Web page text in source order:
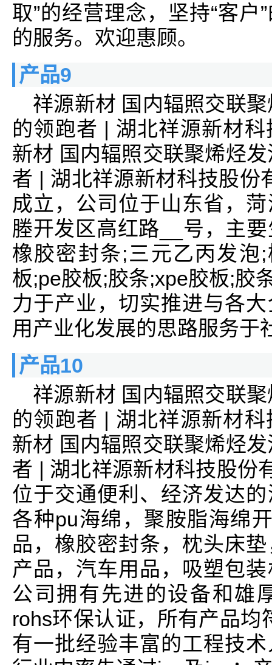
取”的经营理念，坚持“客
的服务。欢迎惠顾。
产品9
祥源新材 国内辐照交联
的领跑者 | 湖北祥源新材
新材 国内辐照交联聚烯烃
者 | 湖北祥源新材科技股份
成立，公司位于山东省，
塍开发区高红路__号，主
橡胶密封条;三元乙丙发泡
板;pe胶板;胶条;xpe胶板;胶
力于产业，切实推进与各
用产业化发展的思路服务于
产品10
祥源新材 国内辐照交联
的领跑者 | 湖北祥源新材
新材 国内辐照交联聚烯烃
者 | 湖北祥源新材科技股份
位于交通便利、经济发达
各种pu海绵，聚胺脂海绵
品，橡胶密封条，枕头床
产品，汽车用品，吸塑包
公司拥有先进的设备和雄
rohs环保认证，所有产品
有一批经验丰富的工程技